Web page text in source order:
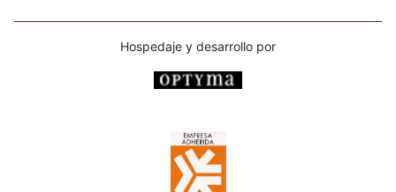
Hospedaje y desarrollo por